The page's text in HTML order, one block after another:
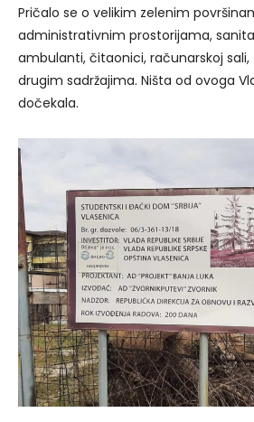
Pričalo se o velikim zelenim
administrativnim prostorijama,
ambulanti, čitaonici, računarskoj sali,
drugim sadržajima. Ništa od ovoga
dočekala.